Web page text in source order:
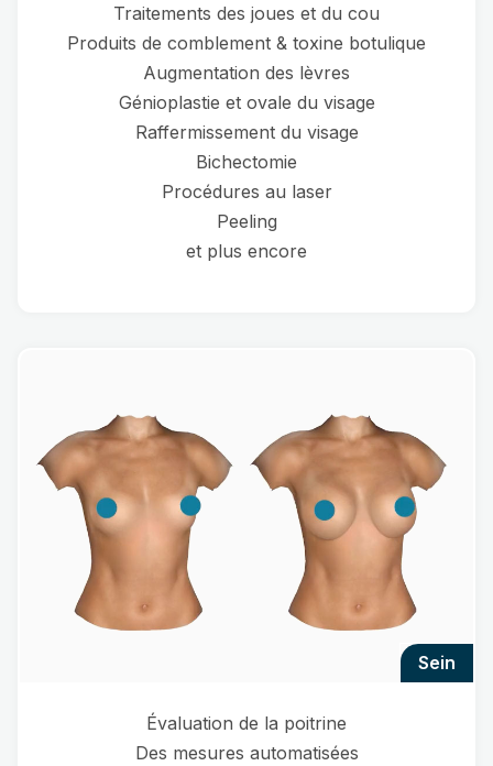
Traitements des joues et du cou
Produits de comblement & toxine botulique
Augmentation des lèvres
Génioplastie et ovale du visage
Raffermissement du visage
Bichectomie
Procédures au laser
Peeling
et plus encore
sein
Évaluation de la poitrine
Des mesures automatisées